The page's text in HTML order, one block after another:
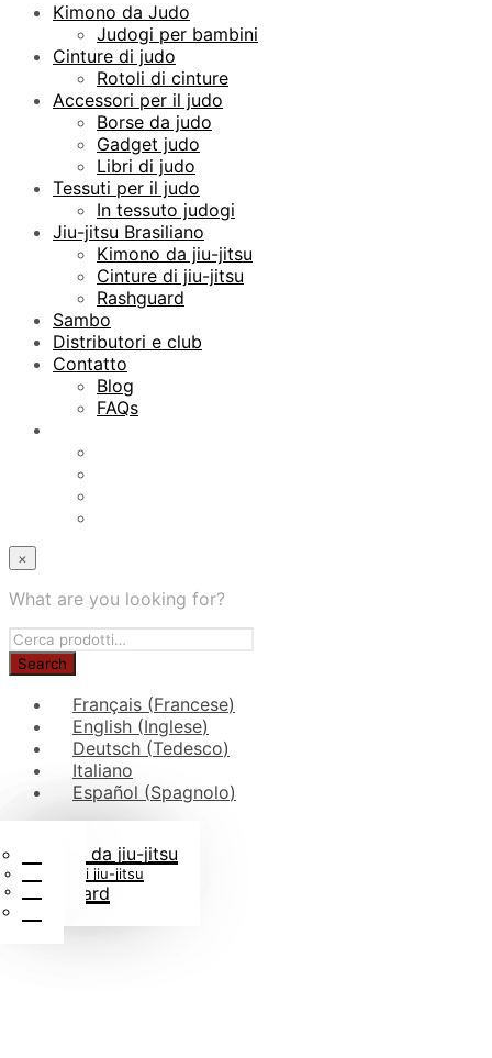
Judogi per bambini
Rotoli di cinture
Borse da judo
Gadget judo
Libri di judo
In tessuto judogi
Kimono da jiu-jitsu
Cinture di jiu-jitsu
Rashguard
FAQs
Kimono da Judo
Judogi per bambini
Cinture di judo
Rotoli di cinture
Accessori per il judo
Borse da judo
Gadget judo
Libri di judo
Tessuti per il judo
In tessuto judogi
Jiu-jitsu Brasiliano
Kimono da jiu-jitsu
Cinture di jiu-jitsu
Rashguard
Sambo
Distributori e club
Contatto
Blog
FAQs
×
What are you looking for?
Français (Francese)
English (Inglese)
Deutsch (Tedesco)
Italiano
Español (Spagnolo)